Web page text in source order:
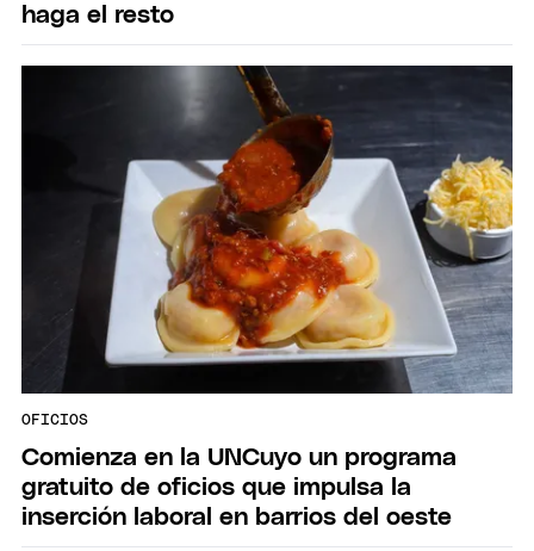
haga el resto
OFICIOS
Comienza en la UNCuyo un programa
gratuito de oficios que impulsa la
inserción laboral en barrios del oeste